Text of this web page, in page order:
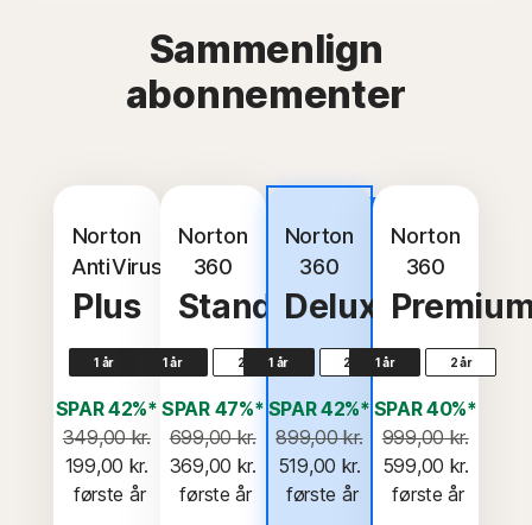
Sammenlign
abonnementer
Norton
AntiVirus
Plus
1 år
SPAR 42%*
349,00 kr.
199,00 kr.
første år
Norton
360
Standard
1 år 2 år
SPAR 47%*
699,00 kr.
369,00 kr.
første år
populære
Norton
360
Deluxe
1 år 2 år
SPAR 42%*
899,00 kr.
519,00 kr.
første år
Norton
360
1 år 2 år
SPAR 40%*
999,00 kr.
599,00 kr.
første år